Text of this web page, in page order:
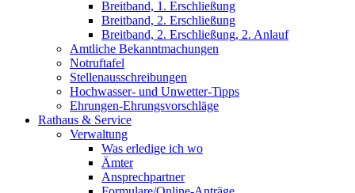
Breitband, 1. Erschließung
Breitband, 2. Erschließung
Breitband, 2. Erschließung, 2. Anlauf
Amtliche Bekanntmachungen
Notruftafel
Stellenausschreibungen
Hochwasser- und Unwetter-Tipps
Ehrungen-Ehrungsvorschläge
Rathaus & Service
Verwaltung
Was erledige ich wo
Ämter
Ansprechpartner